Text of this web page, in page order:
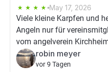
May 17, 2026
Viele kleine Karpfen und
Angeln nur für
vom angelverein
robin meyer
vor 9 Tagen